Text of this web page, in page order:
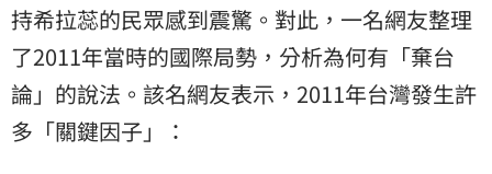
持希拉蕊的民眾感到震驚。對此，一名網友整理
了2011年當時的國際局勢，分析為何有「棄台
論」的說法。該名網友表示，2011年台灣發生許
多「關鍵因子」：